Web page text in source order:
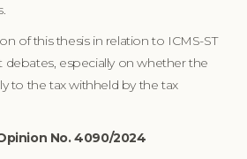
of this thesis in relation to ICMS-ST
especially on whether the
to the tax withheld by the tax
No. 4090/2024